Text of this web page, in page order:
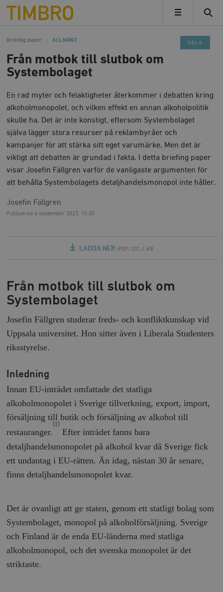
Timbro
MENY
Briefing paper ALLMÄNT
Från motbok till slutbok om
Systembolaget
En rad myter och felaktigheter återkommer i debatten kring
alkoholmonopolet, och vilken effekt en annan alkoholpolitik
skulle ha. Det är inte konstigt, eftersom Systembolaget
själva lägger stora resurser på reklambyråer och
kampanjer för att stärka sitt eget varumärke. Men det är
viktigt att debatten är grundad i fakta. I detta briefing paper
visar Josefin Fällgren varför de vanligaste argumenten för
att behålla Systembolagets detaljhandelsmonopol inte håller.
Josefin Fällgren
Publicerad 6 september 2023, 10.00
LADDA NER (PDF) 201,4 KB
Från motbok till slutbok om
Systembolaget
Josefin Fällgren studerar freds- och konfliktkunskap vid
Uppsala universitet. Hon sitter även i Liberala Studenters
riksstyrelse.
Inledning
Innan EU-inträdet omfattade det statliga
alkoholmonopolet i Sverige tillverkning, export, import,
försäljning till butik och försäljning av alkohol till
restauranger.
[1]
Efter inträdet fanns bara
detaljhandelsmonopolet på alkohol kvar då Sverige fick
ett undantag i EU-rätten. Än idag, nästan 30 år senare,
finns detaljhandelsmonopolet kvar.
Det är ovanligt att ge staten, genom ett statligt bolag som
Systembolaget, monopol på alkoholförsäljning. Sverige
och Finland är de enda EU-länderna med statliga
alkoholmonopol, och det svenska monopolet är det
striktaste.
DELA